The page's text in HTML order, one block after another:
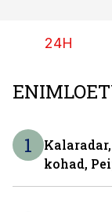
24H
1
kohad,